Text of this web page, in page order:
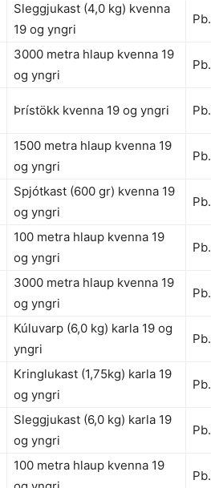
Sleggjukast (4,0 kg) kvenna
19 og yngri
Pb.
3000 metra hlaup kvenna 19
og yngri
Pb.
Þrístökk kvenna 19 og yngri Pb.
1500 metra hlaup kvenna 19
og yngri
Pb.
Spjótkast (600 gr) kvenna 19
og yngri
Pb.
100 metra hlaup kvenna 19
og yngri
Pb.
3000 metra hlaup kvenna 19
og yngri
Pb.
Kúluvarp (6,0 kg) karla 19 og
yngri
Pb.
Kringlukast (1,75kg) karla 19
og yngri
Pb.
Sleggjukast (6,0 kg) karla 19
og yngri
Pb.
100 metra hlaup kvenna 19
Pb.